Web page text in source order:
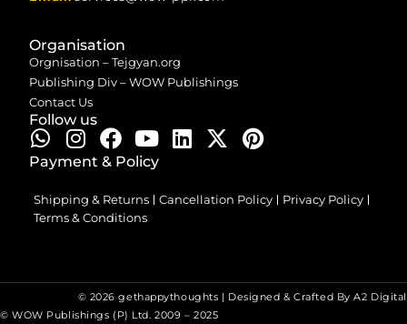
Organisation
Orgnisation – Tejgyan.org
Publishing Div – WOW Publishings
Contact Us
Follow us
Payment & Policy
Shipping & Returns Cancellation Policy
Privacy Policy
Terms & Conditions
© WOW Publishings (P) Ltd. 2009 – 2025
© 2026 gethappythoughts | Designed & Crafted ByA2 Digital